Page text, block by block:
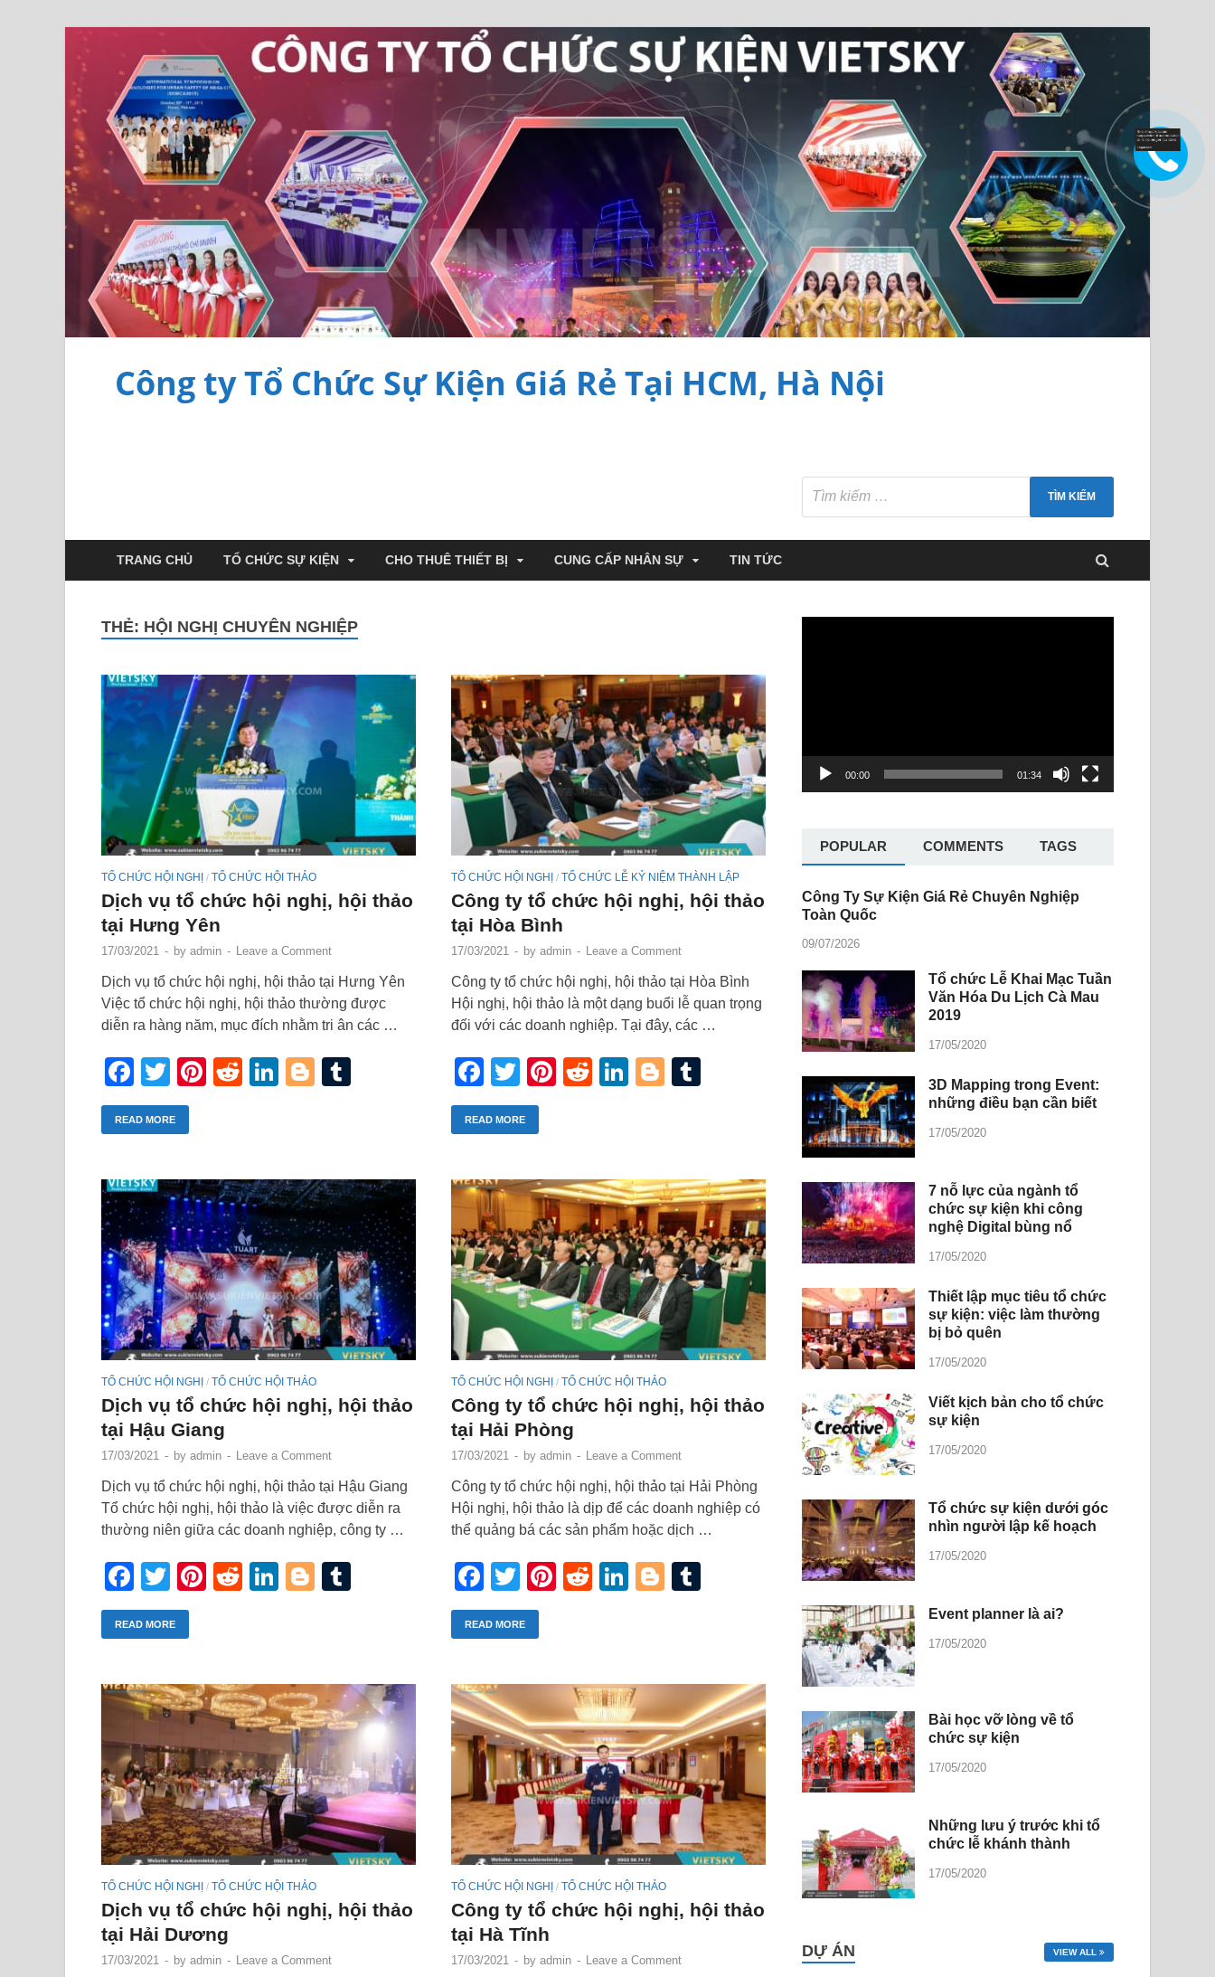
Công ty Tổ Chức Sự Kiện Giá Rẻ Tại HCM, Hà Nội
TRANG CHỦ TỔ CHỨC SỰ KIỆN CHO THUÊ THIẾT BỊ CUNG CẤP NHÂN SỰ TIN TỨC
THẺ: HỘI NGHỊ CHUYÊN NGHIỆP
TỔ CHỨC HỘI NGHỊ / TỔ CHỨC HỘI THẢO
Dịch vụ tổ chức hội nghị, hội thảo
tại Hưng Yên
17/03/2021 - by admin - Leave a Comment
Dịch vụ tổ chức hội nghị, hội thảo tại Hưng Yên
Việc tổ chức hội nghị, hội thảo thường được
diễn ra hàng năm, mục đích nhằm tri ân các …
Facebook
Twitter
Pinterest
RedditLinkedIn
Blogger
READ MORE
TỔ CHỨC HỘI NGHỊ / TỔ CHỨC LỄ KỶ NIỆM THÀNH LẬP
Công ty tổ chức hội nghị, hội thảo
tại Hòa Bình
17/03/2021 - by admin - Leave a Comment
Công ty tổ chức hội nghị, hội thảo tại Hòa Bình
Hội nghị, hội thảo là một dạng buổi lễ quan trọng
đối với các doanh nghiệp. Tại đây, các …
Facebook
Twitter
Pinterest
RedditLinkedIn
Blogger
READ MORE
TỔ CHỨC HỘI NGHỊ / TỔ CHỨC HỘI THẢO
Dịch vụ tổ chức hội nghị, hội thảo
tại Hậu Giang
17/03/2021 - by admin - Leave a Comment
Dịch vụ tổ chức hội nghị, hội thảo tại Hậu Giang
Tổ chức hội nghị, hội thảo là việc được diễn ra
thường niên giữa các doanh nghiệp, công ty …
Facebook
Twitter
Pinterest
RedditLinkedIn
Blogger
READ MORE
TỔ CHỨC HỘI NGHỊ / TỔ CHỨC HỘI THẢO
Công ty tổ chức hội nghị, hội thảo
tại Hải Phòng
17/03/2021 - by admin - Leave a Comment
Công ty tổ chức hội nghị, hội thảo tại Hải Phòng
Hội nghị, hội thảo là dịp để các doanh nghiệp có
thể quảng bá các sản phẩm hoặc dịch …
Facebook
Twitter
Pinterest
RedditLinkedIn
Blogger
READ MORE
TỔ CHỨC HỘI NGHỊ / TỔ CHỨC HỘI THẢO
Dịch vụ tổ chức hội nghị, hội thảo
tại Hải Dương
17/03/2021 - by admin - Leave a Comment
TỔ CHỨC HỘI NGHỊ / TỔ CHỨC HỘI THẢO
Công ty tổ chức hội nghị, hội thảo
tại Hà Tĩnh
17/03/2021 - by admin - Leave a Comment
00:00 01:34
POPULAR COMMENTS TAGS
Công Ty Sự Kiện Giá Rẻ Chuyên Nghiệp
Toàn Quốc
09/07/2026
Tổ chức Lễ Khai Mạc Tuần
Văn Hóa Du Lịch Cà Mau
2019
17/05/2020
3D Mapping trong Event:
những điều bạn cần biết
17/05/2020
7 nỗ lực của ngành tổ
chức sự kiện khi công
nghệ Digital bùng nổ
17/05/2020
Thiết lập mục tiêu tổ chức
sự kiện: việc làm thường
bị bỏ quên
17/05/2020
Viết kịch bản cho tổ chức
sự kiện
17/05/2020
Tổ chức sự kiện dưới góc
nhìn người lập kế hoạch
17/05/2020
Event planner là ai?
17/05/2020
Bài học vỡ lòng về tổ
chức sự kiện
17/05/2020
Những lưu ý trước khi tổ
chức lễ khánh thành
17/05/2020
DỰ ÁN VIEW ALL